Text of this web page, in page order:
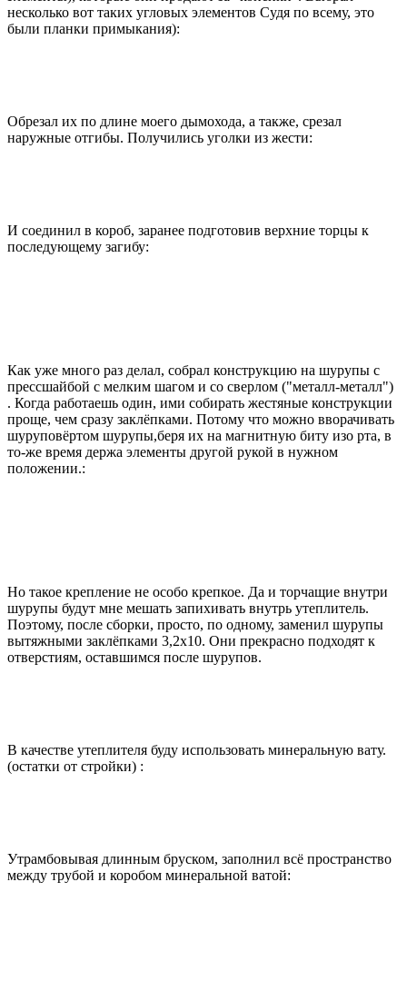
несколько вот таких угловых элементов Судя по всему, это
были планки примыкания):
Обрезал их по длине моего дымохода, а также, срезал
наружные отгибы. Получились уголки из жести:
И соединил в короб, заранее подготовив верхние торцы к
последующему загибу:
Как уже много раз делал, собрал конструкцию на шурупы с
прессшайбой с мелким шагом и со сверлом ("металл-металл")
. Когда работаешь один, ими собирать жестяные конструкции
проще, чем сразу заклёпками. Потому что можно вворачивать
шуруповёртом шурупы,беря их на магнитную биту изо рта, в
то-же время держа элементы другой рукой в нужном
положении.:
Но такое крепление не особо крепкое. Да и торчащие внутри
шурупы будут мне мешать запихивать внутрь утеплитель.
Поэтому, после сборки, просто, по одному, заменил шурупы
вытяжными заклёпками 3,2х10. Они прекрасно подходят к
отверстиям, оставшимся после шурупов.
В качестве утеплителя буду использовать минеральную вату.
(остатки от стройки) :
Утрамбовывая длинным бруском, заполнил всё пространство
между трубой и коробом минеральной ватой: